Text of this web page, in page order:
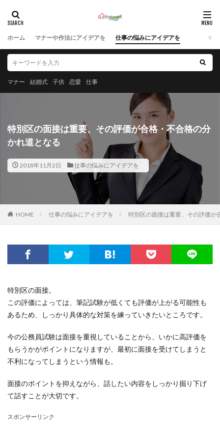
ホーム マナーや作法にアイデアを 仕事の悩みにアイデアを
マナー 結婚式 子供 恋愛 仕事
特別区の面接は重要、その評価が合格・不合格の分
かれ道となる
2018年11月2日 仕事の悩みにアイデアを
HOME 仕事の悩みにアイデアを 特別区の面接は重要、その評価が
特別区の面接。
この評価によっては、筆記試験が低くても評価が上がる可能性も
あるため、しっかり具体的な対策を練っていきたいところです。
今の公務員試験は面接を重視していることから、いかに高評価を
もらうかがポイントになりますが、最初に面接を受けてしまうと
不利になってしまうという情報も。
面接のポイントを抑えながら、話したい内容をしっかり掘り下げ
て話すことが大切です。
スポンサーリンク